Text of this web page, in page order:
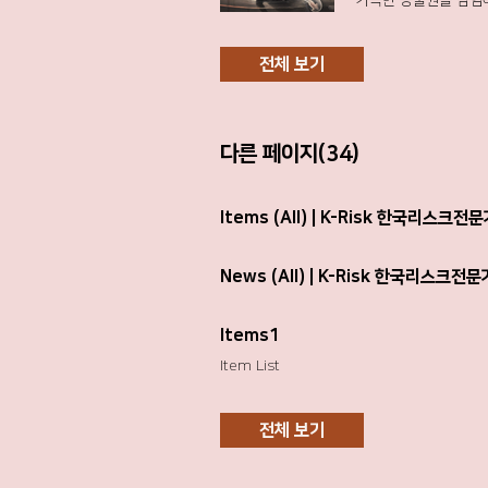
하나의 시각적 환경
제한된 상황에서의 우
아니라, 데이터와 리
Magazine Risk
전체 보기
다른 페이지(34)
Items (All) | K-Risk 한국리스크전문
News (All) | K-Risk 한국리스크전문
Items1
Item List
전체 보기